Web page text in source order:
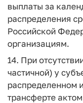
выплаты за
распределения
Российской
организациям.
14. При
частичной) у
трансферте